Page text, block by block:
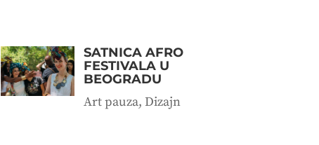
SATNICA AFRO
FESTIVALA U
BEOGRADU
Art pauza, Dizajn